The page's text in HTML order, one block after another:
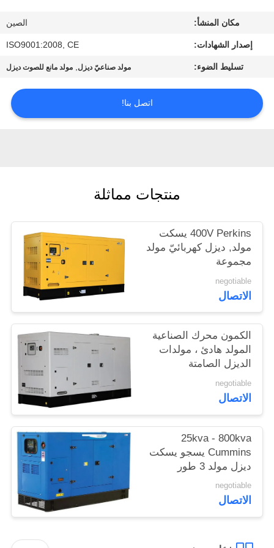
الجودة
اتصل
بنا
PRIVACY
POLICY
مكان المنشأ: الصين
إصدار الشهادات: ISO9001:2008, CE
تسليط الضوء: مولد صناعيّ ديزل, مولد مانع للصوت ديزل
اتصل بنا!
منتجات مماثلة
400V Perkins يسكت
مولد, ديزل كهربائيّ مولد
مجموعة
negotiable
الاتصال
الكمون محرك الصناعية
المولد هادئ ، مولدات
الديزل الصامتة
negotiable
الاتصال
25kva - 800kva
Cummins يسجو يسكت
ديزل مولد 3 طور
negotiable
الاتصال